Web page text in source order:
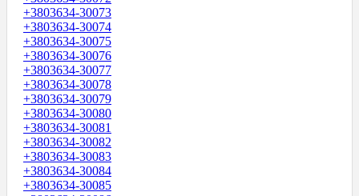
+3803634-30073
+3803634-30074
+3803634-30075
+3803634-30076
+3803634-30077
+3803634-30078
+3803634-30079
+3803634-30080
+3803634-30081
+3803634-30082
+3803634-30083
+3803634-30084
+3803634-30085